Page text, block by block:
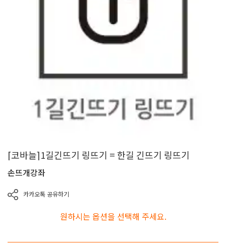
[코바늘]1길긴뜨기 링뜨기 = 한길 긴뜨기 링뜨기
손뜨개강좌
카카오톡 공유하기
원하시는 옵션을 선택해 주세요.